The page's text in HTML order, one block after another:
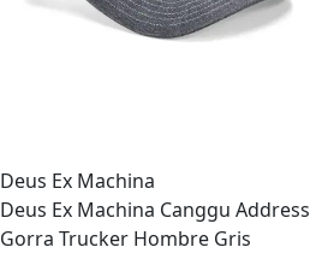
Deus Ex Machina
Deus Ex Machina Canggu Address
Gorra Trucker Hombre Gris